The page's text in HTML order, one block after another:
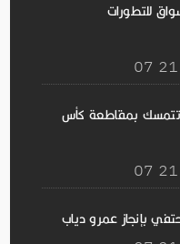
للتطورات
تتمسك بمقاطعة كأس
بإنجاز عمرو دياب